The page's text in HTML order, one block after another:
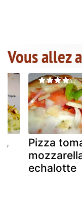
Vous allez
Pizza
echalotte